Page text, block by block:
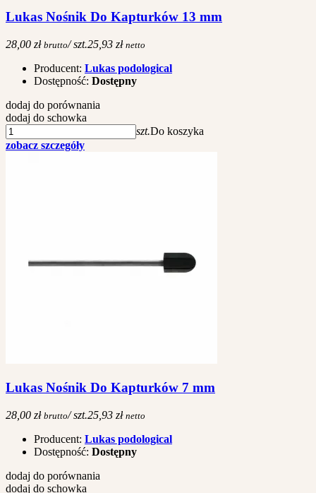
Lukas Nośnik Do Kapturków 13 mm
28,00 zł brutto/ szt.25,93 zł netto
Producent: Lukas podological
Dostępność: Dostępny
dodaj do porównania
dodaj do schowka
szt.Do koszyka
zobacz szczegóły
Lukas Nośnik Do Kapturków 7 mm
28,00 zł brutto/ szt.25,93 zł netto
Producent: Lukas podological
Dostępność: Dostępny
dodaj do porównania
dodaj do schowka